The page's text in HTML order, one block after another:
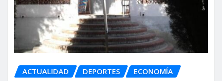
ACTUALIDAD DEPORTES ECONOMÍA